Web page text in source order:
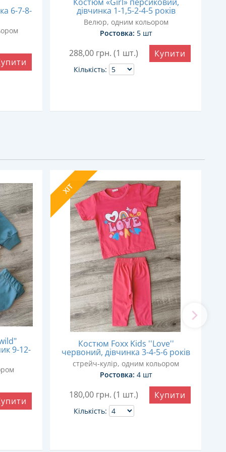
6-7-8- дівчинка 1-1,5-2-4-5 років
Велюр, одним кольором
Ростовка: 5 шт
288,00 грн. (1 шт.)
Кількість:
Купити
9-12-
ХІТ
Костюм Foxx Kids ''Love''
червоний, дівчинка 3-4-5-6 років
стрейч-кулір, одним кольором
Ростовка: 4 шт
180,00 грн. (1 шт.)
Кількість:
Купити